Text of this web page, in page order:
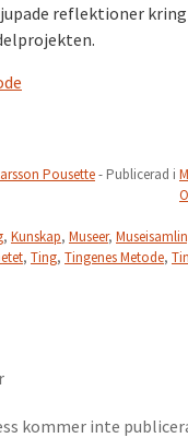
reflektioner
Pousette- Publicerad i
, Kunskap, Museer,
, Ting, Tingenes Metode,
kommer inte